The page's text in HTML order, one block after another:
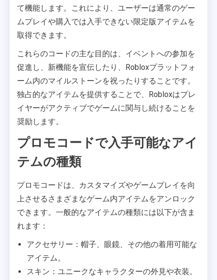
て機能します。これにより、ユーザーは通常のゲー
ムプレイや購入では入手できない限定版アイテムを
取得できます。
これらのコードの主な目的は、イベントへの参加を
促進し、新機能を宣伝したり、Robloxプラットフォ
ーム内のマイルストーンを祝ったりすることです。
独占的なアイテムを提供することで、Robloxはプレ
イヤーがアクティブでゲームに関与し続けることを
奨励します。
プロモコードで入手可能なアイ
テムの種類
プロモコードは、カスタマイズやゲームプレイを向
上させるさまざまなゲーム内アイテムをアンロック
できます。一般的なアイテムの種類には以下が含ま
れます：
アクセサリー：帽子、眼鏡、その他の着用可能な
アイテム。
スキン：ユニークなキャラクターの外見や衣装。